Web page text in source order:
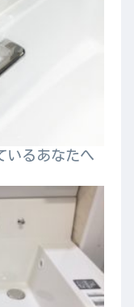
いるあなたへ